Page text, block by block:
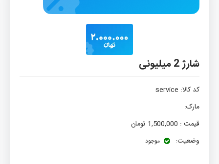
شارژ 2 میلیونی
کد کالا: service
مارک:
قیمت : 1,500,000 تومان
وضعیت:
موجود